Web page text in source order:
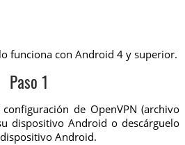
funciona con Android 4 y superior.
Paso 1
de OpenVPN (archivo
dispositivo Android o descárguelo
Android.